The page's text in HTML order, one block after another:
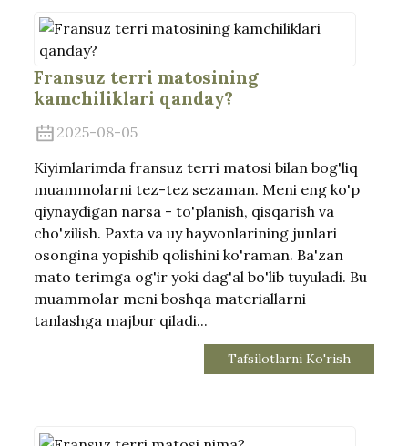
Fransuz terri matosining
kamchiliklari qanday?
2025-08-05
Kiyimlarimda fransuz terri matosi bilan bog'liq
muammolarni tez-tez sezaman. Meni eng ko'p
qiynaydigan narsa - to'planish, qisqarish va
cho'zilish. Paxta va uy hayvonlarining junlari
osongina yopishib qolishini ko'raman. Ba'zan
mato terimga og'ir yoki dag'al bo'lib tuyuladi. Bu
muammolar meni boshqa materiallarni
tanlashga majbur qiladi...
Tafsilotlarni Ko'rish